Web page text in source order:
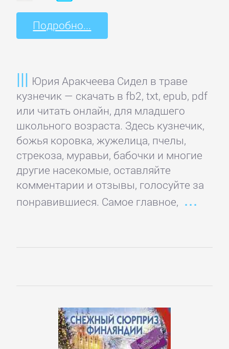
Подробно...
Юрия Аракчеева Сидел в траве
кузнечик — скачать в fb2, txt, epub, pdf
или читать онлайн, для младшего
школьного возраста. Здесь кузнечик,
божья коровка, жужелица, пчелы,
стрекоза, муравьи, бабочки и многие
другие насекомые, оставляйте
комментарии и отзывы, голосуйте за
понравившиеся. Самое главное,
образовательная
литература
Зарубежная
прикладная
и
научно-
популярная
литература
Зарубежная
публицистика
Зарубежные
детективы